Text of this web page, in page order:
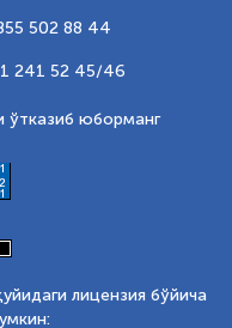
502 88 44
241 52 45/46
ўтказиб юборманг
лицензия бўйича